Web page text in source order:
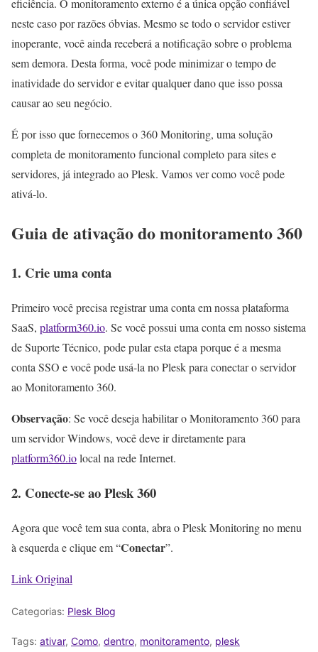
neste caso por razões óbvias. Mesmo se todo o servidor estiver
inoperante, você ainda receberá a notificação sobre o problema
sem demora. Desta forma, você pode minimizar o tempo de
inatividade do servidor e evitar qualquer dano que isso possa
causar ao seu negócio.
É por isso que fornecemos o 360 Monitoring, uma solução
completa de monitoramento funcional completo para sites e
servidores, já integrado ao Plesk. Vamos ver como você pode
ativá-lo.
Guia de ativação do monitoramento 360
1. Crie uma conta
Primeiro você precisa registrar uma conta em nossa plataforma
SaaS, platform360.io. Se você possui uma conta em nosso sistema
de Suporte Técnico, pode pular esta etapa porque é a mesma
conta SSO e você pode usá-la no Plesk para conectar o servidor
ao Monitoramento 360.
Observação: Se você deseja habilitar o Monitoramento 360 para
um servidor Windows, você deve ir diretamente para
platform360.iolocal na rede Internet.
2. Conecte-se ao Plesk 360
Agora que você tem sua conta, abra o Plesk Monitoring no menu
à esquerda e clique em “Conectar”.
Link Original
Categorias: Plesk Blog
Tags: ativar, Como, dentro, monitoramento, plesk